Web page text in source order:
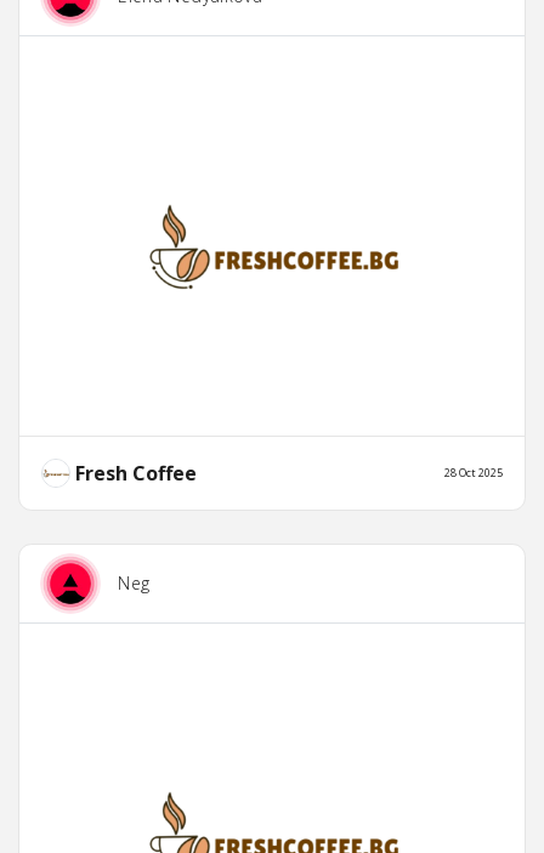
Fresh Coffee 28 Oct 2025
Neg